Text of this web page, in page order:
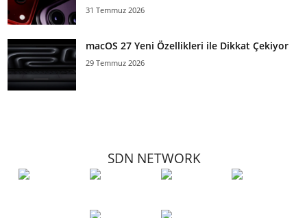
31 Temmuz 2026
macOS 27 Yeni Özellikleri ile Dikkat Çekiyor
29 Temmuz 2026
SDN NETWORK